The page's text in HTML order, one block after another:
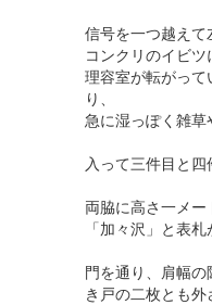
信号を一つ越えて
コンクリのイビ
理容室が転がって
り、
急に湿っぽく雑草
入って三件目と四
両脇に高さ一メ
「加々沢」と表札
門を通り、肩幅の
き戸の二枚とも外